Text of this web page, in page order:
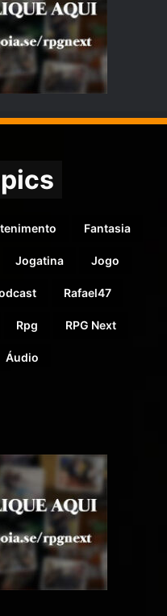
Fantasia
Jogatina Jogo
Rafael47
Rpg RPG Next
Áudio